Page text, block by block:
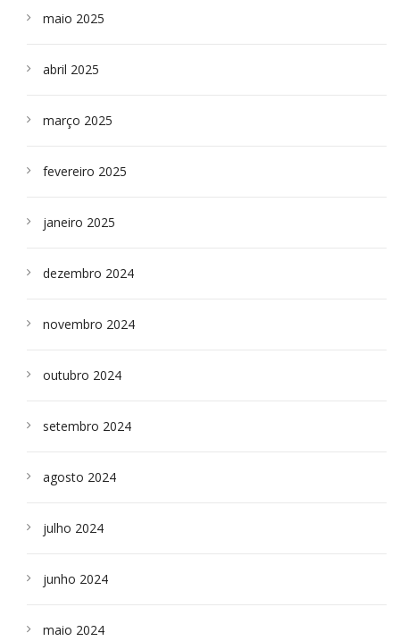
maio 2025
abril 2025
março 2025
fevereiro 2025
janeiro 2025
dezembro 2024
novembro 2024
outubro 2024
setembro 2024
agosto 2024
julho 2024
junho 2024
maio 2024